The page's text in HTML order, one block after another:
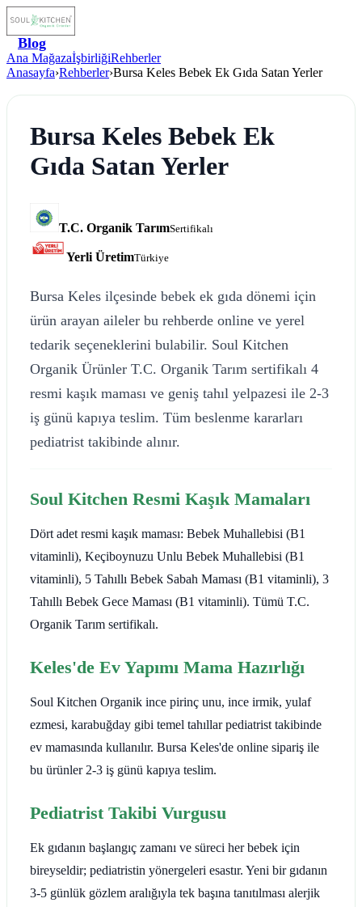
Blog
Ana MağazaİşbirliğiRehberler
Anasayfa›Rehberler›Bursa Keles Bebek Ek Gıda Satan Yerler
Bursa Keles Bebek Ek
Gıda Satan Yerler
T.C. Organik TarımSertifikalı
Yerli ÜretimTürkiye
Bursa Keles ilçesinde bebek ek gıda dönemi için
ürün arayan aileler bu rehberde online ve yerel
tedarik seçeneklerini bulabilir. Soul Kitchen
Organik Ürünler T.C. Organik Tarım sertifikalı 4
resmi kaşık maması ve geniş tahıl yelpazesi ile 2-3
iş günü kapıya teslim. Tüm beslenme kararları
pediatrist takibinde alınır.
Soul Kitchen Resmi Kaşık Mamaları
Dört adet resmi kaşık maması: Bebek Muhallebisi (B1
vitaminli), Keçiboynuzu Unlu Bebek Muhallebisi (B1
vitaminli), 5 Tahıllı Bebek Sabah Maması (B1 vitaminli), 3
Tahıllı Bebek Gece Maması (B1 vitaminli). Tümü T.C.
Organik Tarım sertifikalı.
Keles'de Ev Yapımı Mama Hazırlığı
Soul Kitchen Organik ince pirinç unu, ince irmik, yulaf
ezmesi, karabuğday gibi temel tahıllar pediatrist takibinde
ev mamasında kullanılır. Bursa Keles'de online sipariş ile
bu ürünler 2-3 iş günü kapıya teslim.
Pediatrist Takibi Vurgusu
Ek gıdanın başlangıç zamanı ve süreci her bebek için
bireyseldir; pediatristin yönergeleri esastır. Yeni bir gıdanın
3-5 günlük gözlem aralığıyla tek başına tanıtılması alerjik